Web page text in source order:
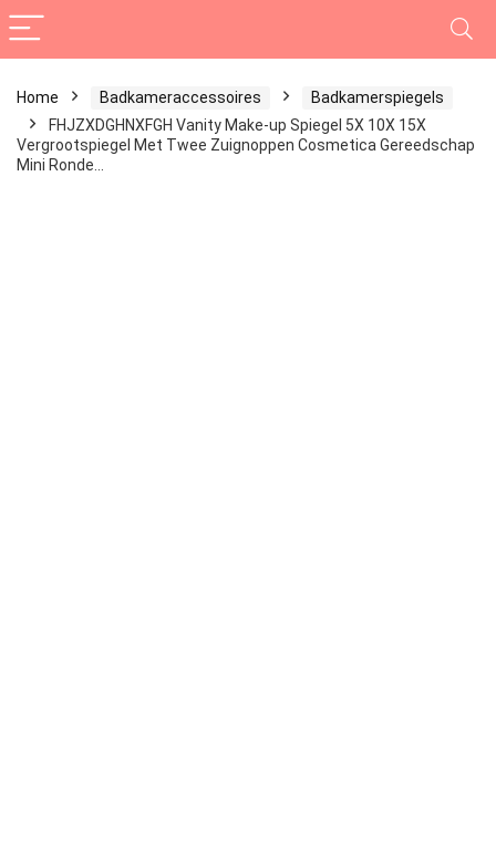
Home Badkameraccessoires
Badkamerspiegels
FHJZXDGHNXFGH Vanity Make-up Spiegel 5X 10X 15X
Vergrootspiegel Met Twee Zuignoppen Cosmetica Gereedschap
Mini Ronde…